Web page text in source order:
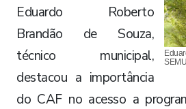
Eduardo Roberto
Brandão de Souza,
técnico municipal,
destacou a importância
do CAF no acesso a